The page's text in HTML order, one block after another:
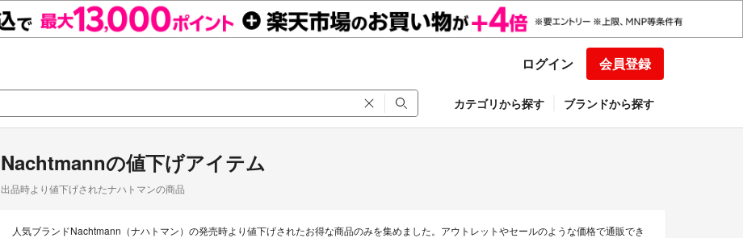
ログイン 会員登録
カテゴリから探す ブランドから探す
Nachtmannの値下げアイテム
出品時より値下げされたナハトマンの商品
人気ブランドNachtmann（ナハトマン）の発売時より値下げされたお得な商品のみを集めました。アウトレットやセールのような価格で通販でき